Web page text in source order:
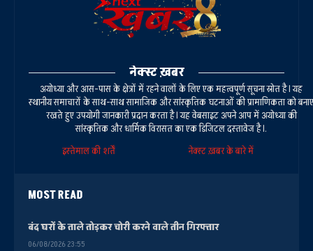
नेक्स्ट ख़बर
अयोध्या और आस-पास के क्षेत्रों में रहने वालों के लिए एक महत्वपूर्ण सूचना स्रोत है। यह
स्थानीय समाचारों के साथ-साथ सामाजिक और सांस्कृतिक घटनाओं की प्रामाणिकता को बनाए
रखते हुए उपयोगी जानकारी प्रदान करता है। यह वेबसाइट अपने आप में अयोध्या की
सांस्कृतिक और धार्मिक विरासत का एक डिजिटल दस्तावेज है।.
इस्तेमाल की शर्तें
नेक्स्ट ख़बर के बारे में
MOST READ
बंद घरों के ताले तोड़कर चोरी करने वाले तीन गिरफ्तार
06/08/2026 23:55